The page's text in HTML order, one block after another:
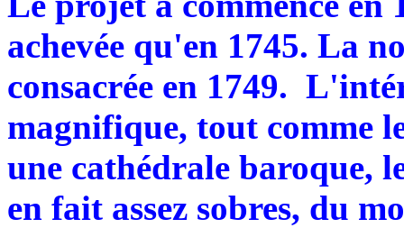
achevée qu'en 1745. La
consacrée en 1749.
magnifique, tout comme
une cathédrale baroque,
en fait assez sobres, du